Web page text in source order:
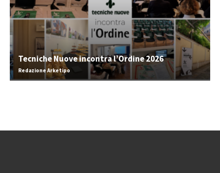
Tecniche Nuove incontra l’Ordine 2026
Redazione Arketipo